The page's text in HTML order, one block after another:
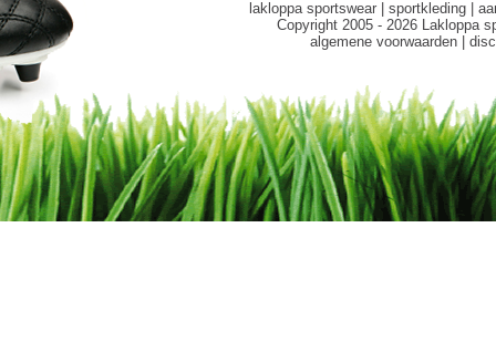
lakloppa sportswear| sportkleding|
Copyright 2005 - 2026 Lakloppa
algemene voorwaarden